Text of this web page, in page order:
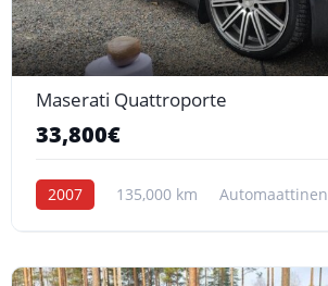
Maserati Quattroporte
33,800€
2007 135,000 km Automaattinen